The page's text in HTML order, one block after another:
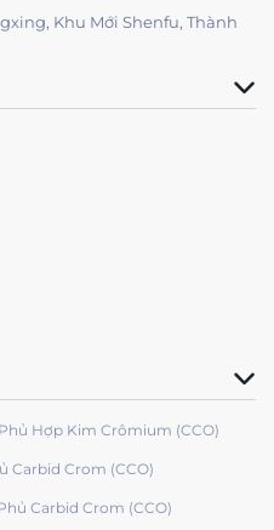
Khu Mới Shenfu, Thành
Hợp Kim Crômium (CCO)
Carbid Crom (CCO)
Carbid Crom (CCO)